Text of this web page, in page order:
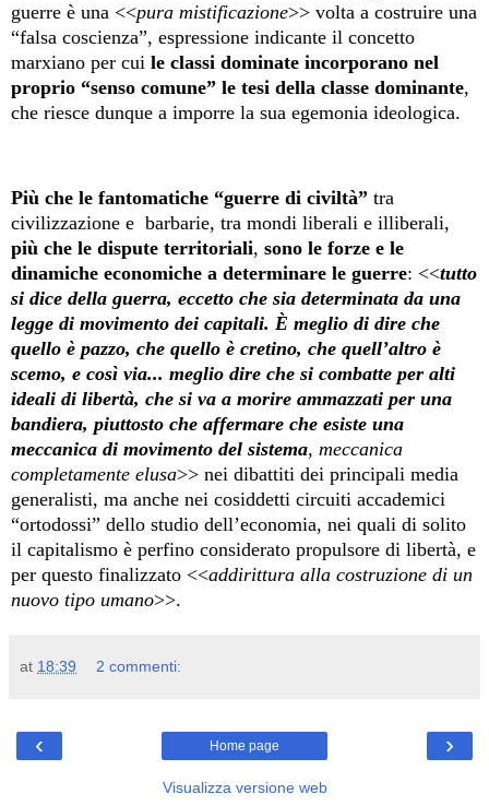
guerre è una <<pura mistificazione>> volta a costruire una
“falsa coscienza”, espressione indicante il concetto
marxiano per cui le classi dominate incorporano nel
proprio “senso comune” le tesi della classe dominante,
che riesce dunque a imporre la sua egemonia ideologica.
Più che le fantomatiche “guerre di civiltà” tra
civilizzazione e barbarie, tra mondi liberali e illiberali,
più che le dispute territoriali, sono le forze e le
dinamiche economiche a determinare le guerre: <<tutto
si dice della guerra, eccetto che sia determinata da una
legge di movimento dei capitali. È meglio di dire che
quello è pazzo, che quello è cretino, che quell’altro è
scemo, e così via... meglio dire che si combatte per alti
ideali di libertà, che si va a morire ammazzati per una
bandiera, piuttosto che affermare che esiste una
meccanica di movimento del sistema, meccanica
completamente elusa>> nei dibattiti dei principali media
generalisti, ma anche nei cosiddetti circuiti accademici
“ortodossi” dello studio dell’economia, nei quali di solito
il capitalismo è perfino considerato propulsore di libertà, e
per questo finalizzato <<addirittura alla costruzione di un
nuovo tipo umano>>.
at 18:39 2 commenti:
‹ ›
Home page
Visualizza versione web